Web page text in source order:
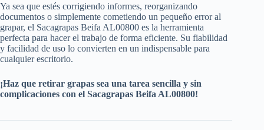
Ya sea que estés corrigiendo informes, reorganizando
documentos o simplemente cometiendo un pequeño error al
grapar, el Sacagrapas Beifa AL00800 es la herramienta
perfecta para hacer el trabajo de forma eficiente. Su fiabilidad
y facilidad de uso lo convierten en un indispensable para
cualquier escritorio.
¡Haz que retirar grapas sea una tarea sencilla y sin
complicaciones con el Sacagrapas Beifa AL00800!